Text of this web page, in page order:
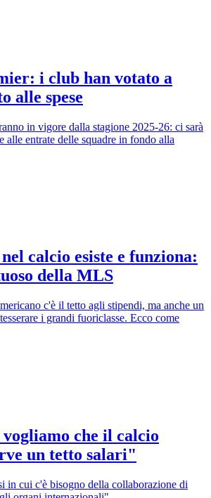
i club han votato a
alle spese
in vigore dalla stagione 2025-26: ci sarà
alle entrate delle squadre in fondo alla
calcio esiste e funziona:
della MLS
c'è il tetto agli stipendi, ma anche un
i grandi fuoriclasse. Ecco come
che il calcio
un tetto salari"
in cui c'è bisogno della collaborazione di